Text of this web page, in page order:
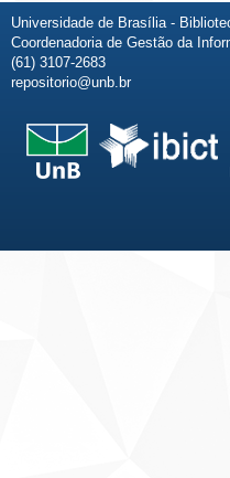
Universidade de Brasília -
Coordenadoria de Gestão da
(61) 3107-2683
repositorio@unb.br